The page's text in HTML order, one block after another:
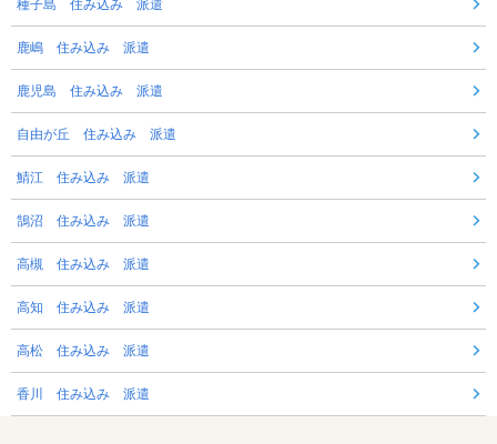
種子島 住み込み 派遣
鹿嶋 住み込み 派遣
鹿児島 住み込み 派遣
自由が丘 住み込み 派遣
鯖江 住み込み 派遣
鵠沼 住み込み 派遣
高槻 住み込み 派遣
高知 住み込み 派遣
高松 住み込み 派遣
香川 住み込み 派遣